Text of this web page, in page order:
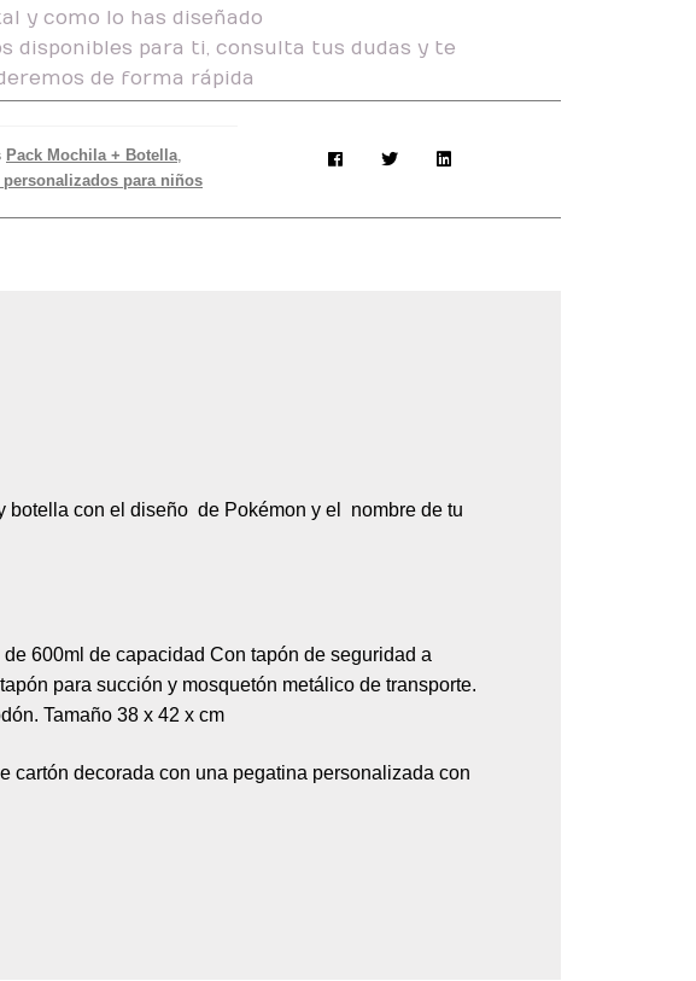
y como lo has diseñado
disponibles para ti, consulta tus dudas y te
de forma rápida
Pack Mochila + Botella,
personalizados para niños
botella con el diseño de Pokémon y el nombre de tu
de 600ml de capacidad Con tapón de seguridad a
para succión y mosquetón metálico de transporte.
Tamaño 38 x 42 x cm
cartón decorada con una pegatina personalizada con